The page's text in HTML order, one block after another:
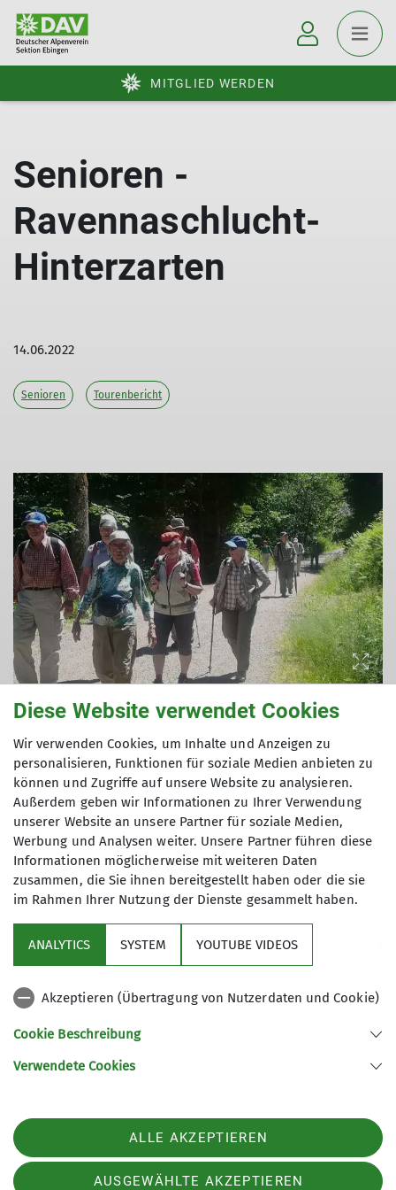
MITGLIED WERDEN
Senioren -
Ravennaschlucht-
Hinterzarten
14.06.2022
Senioren Tourenbericht
Mit dem Bus ging es nach Hinterzarten.Die
Wanderung führte durch das romantische
Löffeltal zur Glasbläserei „Sternen“.Von da aus
ging es weiter durch die wunderschöne
Ravennaschlucht in dem der Bach ordentlich
Wasser führte.Über Breitnau mit Blick auf die
Adlerschanze ging es zurück nach Hinterzarten,wo
der Bus auf die Abfahrt zum Abendessen in die
Löwenstube in Schörzingen wartete.
Sektion Ebingen des Deutschen Alpenvereins e.V.
Telefon +4974313480
Diese Website verwendet Cookies
Wir verwenden Cookies, um Inhalte und Anzeigen zu
personalisieren, Funktionen für soziale Medien anbieten zu
können und Zugriffe auf unsere Website zu analysieren.
Außerdem geben wir Informationen zu Ihrer Verwendung
unserer Website an unsere Partner für soziale Medien,
Werbung und Analysen weiter. Unsere Partner führen diese
Informationen möglicherweise mit weiteren Daten
zusammen, die Sie ihnen bereitgestellt haben oder die sie
im Rahmen Ihrer Nutzung der Dienste gesammelt haben.
ANALYTICS SYSTEM YOUTUBE VIDEOS
Akzeptieren (Übertragung von Nutzerdaten und Cookie)
Cookie Beschreibung
Verwendete Cookies
ALLE AKZEPTIEREN
AUSGEWÄHLTE AKZEPTIEREN